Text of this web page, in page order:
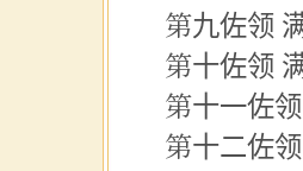
第九佐领
第十佐领
第十一佐
第十二佐